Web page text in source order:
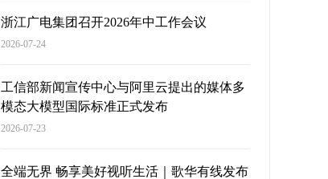
浙江广电集团召开2026年中工作会议
2026-07-24
工信部新闻宣传中心与阿里云提出的媒体多
模态大模型国际标准正式发布
2026-07-23
全端无界 畅享美好视听生活｜歌华有线发布